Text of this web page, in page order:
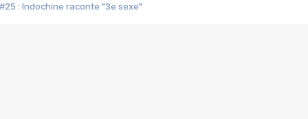
#25 : Indochine raconte "3e sexe"